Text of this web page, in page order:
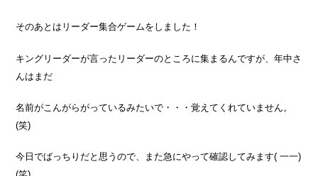
そのあとはリーダー集合ゲームをしました！
キングリーダーが言ったリーダーのところに集まるんですが、年中さ
んはまだ
名前がこんがらがっているみたいで・・・覚えてくれていません。
(笑)
今日でばっちりだと思うので、また急にやって確認してみます( 一一)